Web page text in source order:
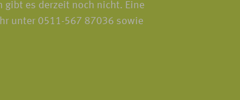
es derzeit noch nicht. Eine
unter 0511-567 87036 sowie